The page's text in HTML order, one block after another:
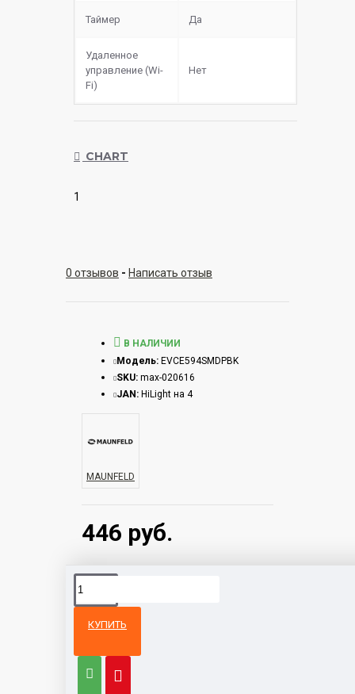
Таймер Да
Удаленное
управление (Wi-
Fi)
Нет
CHART
1
0 отзывов - Написать отзыв
446 руб.
В НАЛИЧИИ
Модель: EVCE594SMDPBK
SKU: max-020616
JAN: HiLight на 4
MAUNFELD
КУПИТЬ
категории